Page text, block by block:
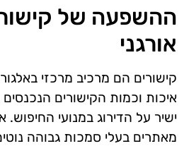
אורגני
קישורים הם מרכיב מרכזי
איכות וכמות הקישורים
ישיר על הדירוג במנועי החיפוש.
מאתרים בעלי סמכות גבוהה